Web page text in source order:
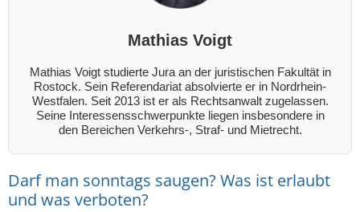
Mathias Voigt
Mathias Voigt studierte Jura an der juristischen Fakultät in
Rostock. Sein Referendariat absolvierte er in Nordrhein-
Westfalen. Seit 2013 ist er als Rechtsanwalt zugelassen.
Seine Interessensschwerpunkte liegen insbesondere in
den Bereichen Verkehrs-, Straf- und Mietrecht.
Darf man sonntags saugen? Was ist erlaubt
und was verboten?